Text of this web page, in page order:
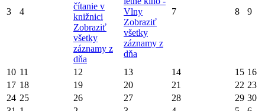
3 4
čítanie v
knižnici
Zobraziť
všetky
záznamy z
dňa
Vlny
Zobraziť
všetky
záznamy z
dňa
7 8 9
10 11 12 13 14 15 16
17 18 19 20 21 22 23
24 25 26 27 28 29 30